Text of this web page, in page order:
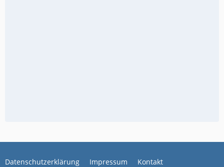
Datenschutzerklärung Impressum Kontakt